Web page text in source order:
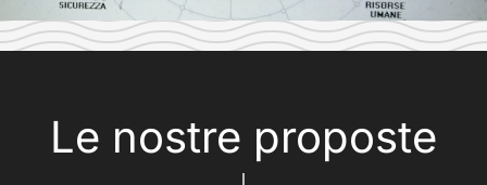
Le nostre proposte